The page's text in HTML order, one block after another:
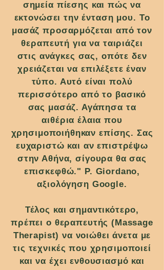
σημεία πίεσης και πώς να
εκτονώσει την ένταση μου. Το
μασάζ προσαρμόζεται από τον
θεραπευτή για να ταιριάζει
στις ανάγκες σας, οπότε δεν
χρειάζεται να επιλέξετε έναν
τύπο. Αυτό είναι πολύ
περισσότερο από το βασικό
σας μασάζ. Αγάπησα τα
αιθέρια έλαια που
χρησιμοποιήθηκαν επίσης. Σας
ευχαριστώ και αν επιστρέψω
στην Αθήνα, σίγουρα θα σας
επισκεφθώ." P. Giordano,
αξιολόγηση Google.
Τέλος και σημαντικότερο,
πρέπει ο θεραπευτής (Massage
Therapist) να νοιώθει άνετα με
τις τεχνικές που χρησιμοποιεί
και να έχει ενθουσιασμό και